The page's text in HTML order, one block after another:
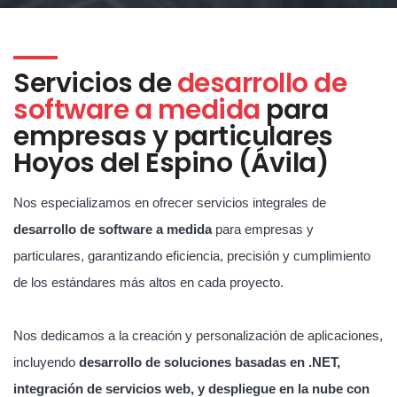
Servicios dedesarrollo de
software a medida para
empresas y particulares
Hoyos del Espino (Ávila)
Nos especializamos en ofrecer servicios integrales de
desarrollo de software a medidapara empresas y
particulares, garantizando eficiencia, precisión y cumplimiento
de los estándares más altos en cada proyecto.
Nos dedicamos a la creación y personalización de aplicaciones,
incluyendo desarrollo de soluciones basadas en .NET,
integración de servicios web, y despliegue en la nube con